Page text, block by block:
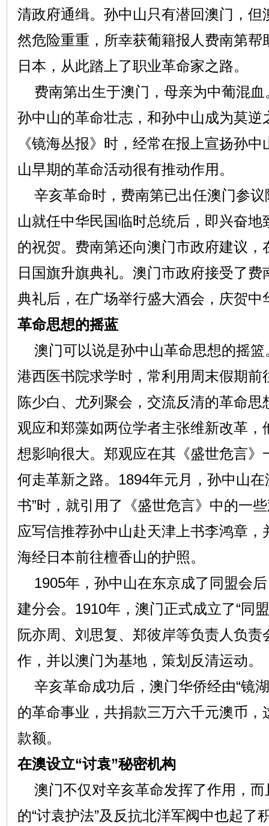
清政府通缉。孙中山只有潜回澳门，但
然危险重重，所幸获葡籍报人费南第帮
日本，从此踏上了职业革命家之路。
费南第出生于澳门，母亲为中葡混血
孙中山的革命壮志，和孙中山成为莫逆
《镜海丛报》时，经常在报上宣扬孙
山早期的革命活动很有推动作用。
辛亥革命时，费南第已出任澳门参议
山就任中华民国临时总统后，即兴奋地
的祝贺。费南第还向澳门市政府建议，
日国旗升旗典礼。澳门市政府接受了
典礼后，在广场举行盛大酒会，庆贺中
革命思想的摇蓝
澳门可以说是孙中山革命思想的摇篮
港西医书院求学时，常利用周末假期前
陈少白、尤列聚会，交流反清的革命
观应和郑藻如两位学者主张维新改革，
想影响很大。郑观应在其《盛世危言》
何走革新之路。1894年元月，孙中山在
书”时，就引用了《盛世危言》中的一
应写信推荐孙中山赴天津上书李鸿章，
海经日本前往檀香山的护照。
1905年，孙中山在东京成了同盟会
建分会。1910年，澳门正式成立了“同
阮亦周、刘思复、郑彼岸等负责人负
作，并以澳门为基地，策划反清运动。
辛亥革命成功后，澳门华侨经由“镜
的革命事业，共捐款三万六千元澳币，
款额。
在澳设立“讨袁”秘密机构
澳门不仅对辛亥革命发挥了作用，而
的“讨袁护法”及反抗北洋军阀中也起了